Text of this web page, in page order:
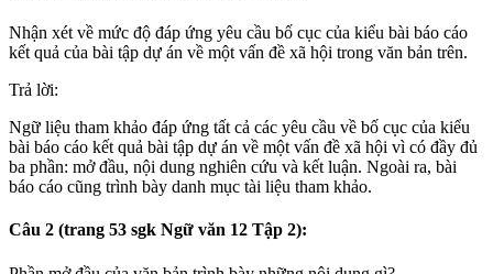
Nhận xét về mức độ đáp ứng yêu cầu bố cục của kiểu bài báo cáo
kết quả của bài tập dự án về một vấn đề xã hội trong văn bản trên.
Trả lời:
Ngữ liệu tham khảo đáp ứng tất cả các yêu cầu về bố cục của kiểu
bài báo cáo kết quả bài tập dự án về một vấn đề xã hội vì có đầy đủ
ba phần: mở đầu, nội dung nghiên cứu và kết luận. Ngoài ra, bài
báo cáo cũng trình bày danh mục tài liệu tham khảo.
Câu 2 (trang 53 sgk Ngữ văn 12 Tập 2):